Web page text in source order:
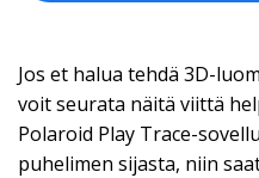
Jos et halua tehdä 3D-
voit seurata näitä viittä
Polaroid Play Trace-
puhelimen sijasta, niin